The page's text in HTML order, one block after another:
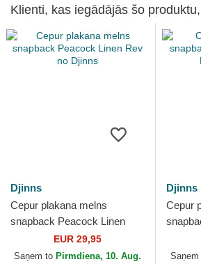
Klienti, kas iegādājās šo
Djinns
Cepur plakana melns
snapback Peacock Linen
Rev no DjinnsEUR 29,95
Saņem to Pirmdiena, 10. Aug.
Djinns
Cepur
Linen
Saņem